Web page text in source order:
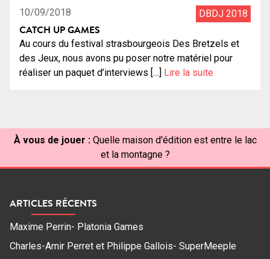
10/09/2018 DBDJ 2018
CATCH UP GAMES
Au cours du festival strasbourgeois Des Bretzels et
des Jeux, nous avons pu poser notre matériel pour
réaliser un paquet d’interviews […] Lire la suite
À vous de jouer : Quelle maison d'édition est entre le lac
et la montagne ?
ARTICLES RÉCENTS
Maxime Perrin- Platonia Games
Charles-Amir Perret et Philippe Gallois- SuperMeeple